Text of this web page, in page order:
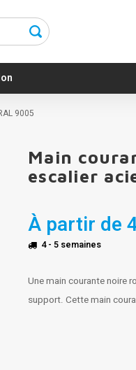
9005
Main
escalier
À partir de
4 - 5 semaines
Une main courante noire
support. Cette main